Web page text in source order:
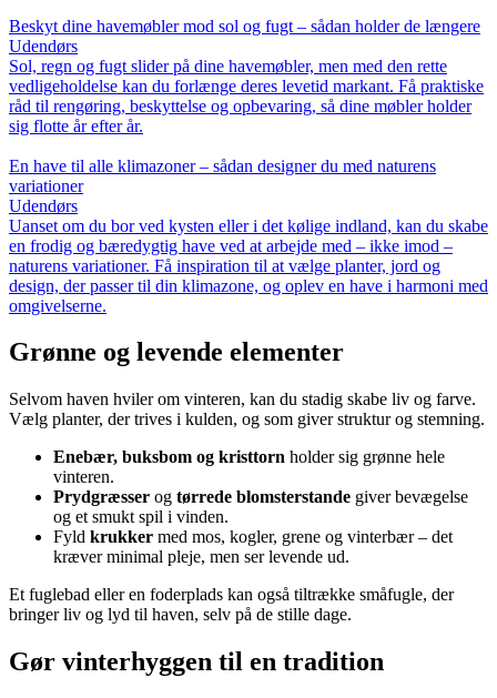
Beskyt dine havemøbler mod sol og fugt – sådan holder de længere
Udendørs
Sol, regn og fugt slider på dine havemøbler, men med den rette
vedligeholdelse kan du forlænge deres levetid markant. Få praktiske
råd til rengøring, beskyttelse og opbevaring, så dine møbler holder
sig flotte år efter år.
En have til alle klimazoner – sådan designer du med naturens
variationer
Udendørs
Uanset om du bor ved kysten eller i det kølige indland, kan du skabe
en frodig og bæredygtig have ved at arbejde med – ikke imod –
naturens variationer. Få inspiration til at vælge planter, jord og
design, der passer til din klimazone, og oplev en have i harmoni med
omgivelserne.
Grønne og levende elementer
Selvom haven hviler om vinteren, kan du stadig skabe liv og farve.
Vælg planter, der trives i kulden, og som giver struktur og stemning.
Enebær, buksbom og kristtorn holder sig grønne hele
vinteren.
Prydgræsser og tørrede blomsterstande giver bevægelse
og et smukt spil i vinden.
Fyld krukker med mos, kogler, grene og vinterbær – det
kræver minimal pleje, men ser levende ud.
Et fuglebad eller en foderplads kan også tiltrække småfugle, der
bringer liv og lyd til haven, selv på de stille dage.
Gør vinterhyggen til en tradition